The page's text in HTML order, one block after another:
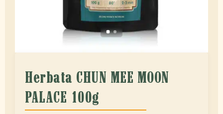
Herbata CHUN MEE MOON
PALACE 100g